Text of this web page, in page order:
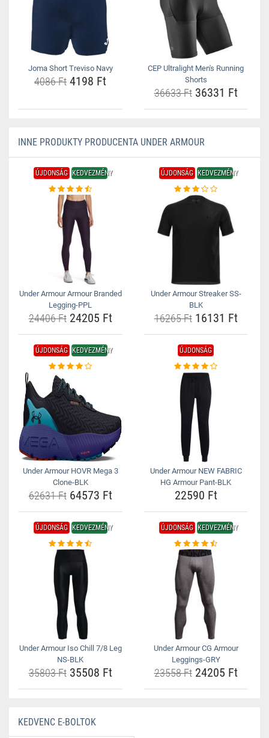
Joma Short Treviso Navy
4086 Ft 4198 Ft
CEP Ultralight Men's Running
Shorts
36633 Ft36331 Ft
INNE PRODUKTY PRODUCENTA UNDER ARMOUR
ÚJDONSÁG KEDVEZMÉNY
Under Armour Armour Branded
Legging-PPL
24406 Ft24205 Ft
ÚJDONSÁG KEDVEZMÉNY
Under Armour Streaker SS-
BLK
16265 Ft16131 Ft
ÚJDONSÁG KEDVEZMÉNY
Under Armour HOVR Mega 3
Clone-BLK
62631 Ft64573 Ft
ÚJDONSÁG
Under Armour NEW FABRIC
HG Armour Pant-BLK
22590 Ft
ÚJDONSÁG KEDVEZMÉNY
Under Armour Iso Chill 7/8 Leg
NS-BLK
35803 Ft35508 Ft
ÚJDONSÁG KEDVEZMÉNY
Under Armour CG Armour
Leggings-GRY
23558 Ft24205 Ft
KEDVENC E-BOLTOK